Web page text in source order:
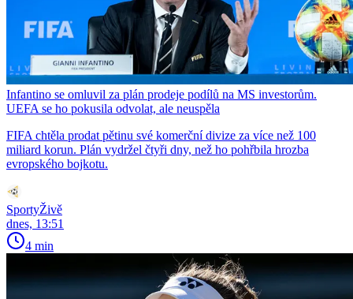
Infantino se omluvil za plán prodeje podílů na MS investorům.
UEFA se ho pokusila odvolat, ale neuspěla
FIFA chtěla prodat pětinu své komerční divize za více než 100
miliard korun. Plán vydržel čtyři dny, než ho pohřbila hrozba
evropského bojkotu.
SportyŽivě
dnes, 13:51
4 min